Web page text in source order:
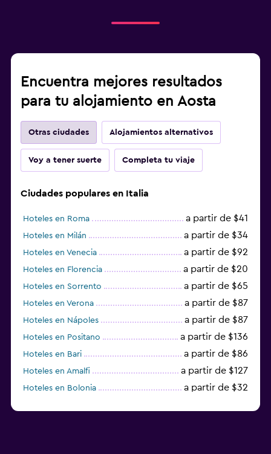
Encuentra mejores resultados
para tu alojamiento en Aosta
Otras ciudades Alojamientos alternativos
Voy a tener suerte Completa tu viaje
Ciudades populares en Italia
Hoteles en Roma a partir de $41
Hoteles en Milán a partir de $34
Hoteles en Venecia a partir de $92
Hoteles en Florencia a partir de $20
Hoteles en Sorrento a partir de $65
Hoteles en Verona a partir de $87
Hoteles en Nápoles a partir de $87
Hoteles en Positano a partir de $136
Hoteles en Bari a partir de $86
Hoteles en Amalfi a partir de $127
Hoteles en Bolonia a partir de $32